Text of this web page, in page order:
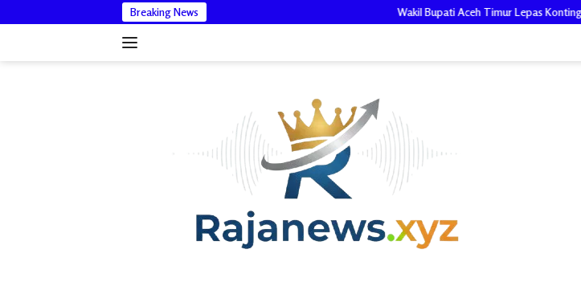
ke
Breaking News Wakil Bupati Aceh Timur Lepas Kontingen Kwarcab Pramuka